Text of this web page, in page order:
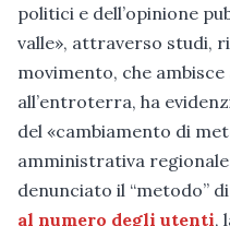
politici e dell’opinione
valle», attraverso studi,
movimento, che
all’entroterra, ha
del «cambiamento di
amministrativa
denunciato il “metodo”
al numero degli utenti,